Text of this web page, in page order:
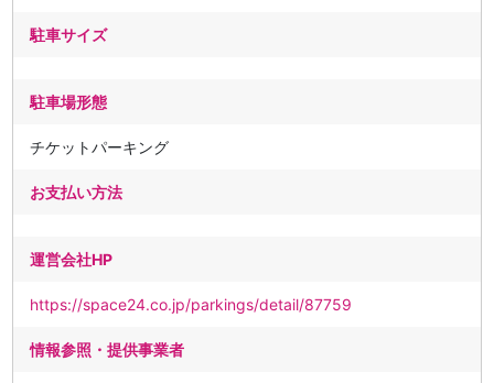
駐車サイズ
駐車場形態
チケットパーキング
お支払い方法
運営会社HP
https://space24.co.jp/parkings/detail/87759
情報参照・提供事業者